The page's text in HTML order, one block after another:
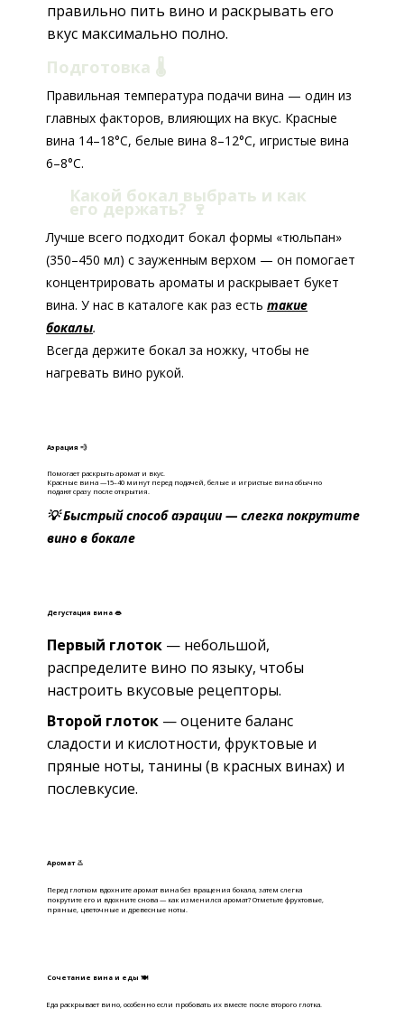
Аэрация 💨
Помогает раскрыть аромат и вкус.
Красные вина —15–40 минут перед подачей, белые и игристые вина обычно
подают сразу после открытия.
💡 Быстрый способ аэрации — слегка покрутите
вино в бокале
Дегустация вина 👄
Первый глоток— небольшой,
распределите вино по языку, чтобы
настроить вкусовые рецепторы.
Второй глоток— оцените баланс
сладости и кислотности, фруктовые и
пряные ноты, танины (в красных винах) и
послевкусие.
Аромат 👃
Перед глотком вдохните аромат вина без вращения бокала, затем слегка
покрутите его и вдохните снова — как изменился аромат? Отметьте фруктовые,
пряные, цветочные и древесные ноты.
Сочетание вина и еды 🍽
Еда раскрывает вино, особенно если пробовать их вместе после второго глотка.
правильно пить вино и раскрывать его
вкус максимально полно.
Подготовка 🌡️
Правильная температура подачи вина — один из
главных факторов, влияющих на вкус. Красные
вина 14–18°C, белые вина 8–12°C, игристые вина
6–8°C.
Какой бокал выбрать и как
его держать?🍷
Лучше всего подходит бокал формы «тюльпан»
(350–450 мл) с зауженным верхом — он помогает
концентрировать ароматы и раскрывает букет
вина. У нас в каталоге как раз естьтакие
бокалы.
Всегда держите бокал за ножку, чтобы не
нагревать вино рукой.